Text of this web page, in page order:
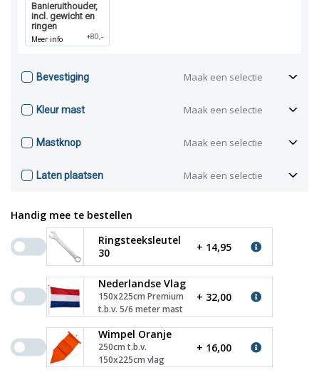
Banieruithouder,
incl. gewicht en
ringen
Meer info +80,-
Bevestiging Maak een selectie
Kleur mast Maak een selectie
Mastknop Maak een selectie
Laten plaatsen Maak een selectie
Handig mee te bestellen
Ringsteeksleutel
30
+ 14,95
Nederlandse Vlag
150x225cm Premium
t.b.v. 5/6 meter mast
+ 32,00
Wimpel Oranje
250cm t.b.v.
150x225cm vlag
+ 16,00